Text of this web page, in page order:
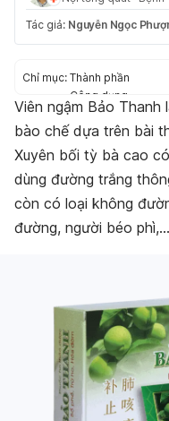
Tác giả: Nguyễn Ngọc
Chỉ mục: Thành phần
Công dụng
Đối tượng sử dụng
Liều dùng - Cách
Viên ngậm Bảo Thanh
bào chế dựa trên bài
Xuyên bối tỳ bà cao
dùng đường trắng
còn có loại không
đường, người béo phì,…